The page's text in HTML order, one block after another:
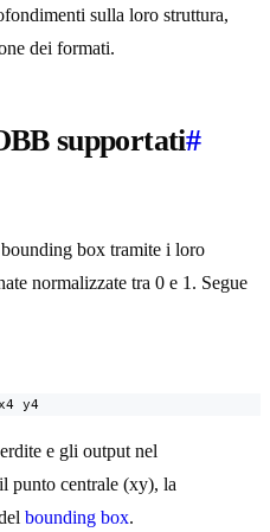
sulla loro struttura,
dei formati.
supportati#
box tramite i loro
normalizzate tra 0 e 1. Segue
y4
e gli output nel
punto centrale (xy), la
bounding box.